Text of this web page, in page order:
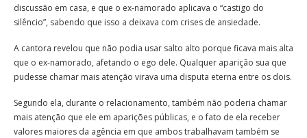
discussão em casa, e que o ex-namorado aplicava o “castigo do
silêncio”, sabendo que isso a deixava com crises de ansiedade.
A cantora revelou que não podia usar salto alto porque ficava mais alta
que o ex-namorado, afetando o ego dele. Qualquer aparição sua que
pudesse chamar mais atenção virava uma disputa eterna entre os dois.
Segundo ela, durante o relacionamento, também não poderia chamar
mais atenção que ele em aparições públicas, e o fato de ela receber
valores maiores da agência em que ambos trabalhavam também se